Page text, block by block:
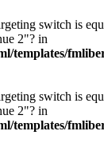
switch is
2"? in
templates/
switch is
2"? in
templates/